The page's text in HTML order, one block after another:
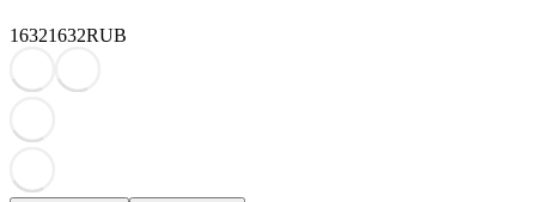
16321632RUB